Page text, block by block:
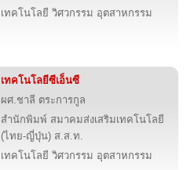
เทคโนโลยี วิศวกรรม อุตสาหกรรม
เทคโนโลยีซีเอ็นซี
ผศ.ชาลี ตระการกูล
สำนักพิมพ์ สมาคมส่งเสริมเทคโนโลยี
(ไทย-ญี่ปุ่น) ส.ส.ท.
เทคโนโลยี วิศวกรรม อุตสาหกรรม